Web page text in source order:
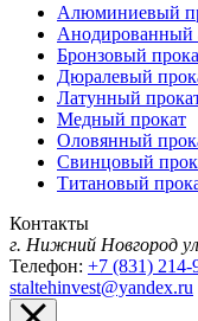
Алюминиевый
Бронзовый
Дюралевый
Латунный
Медный прокат
Оловянный
Свинцовый
Титановый
Контакты
г. Нижний Новгород
Телефон: +7 (831) 214-
staltehinvest@yandex.ru